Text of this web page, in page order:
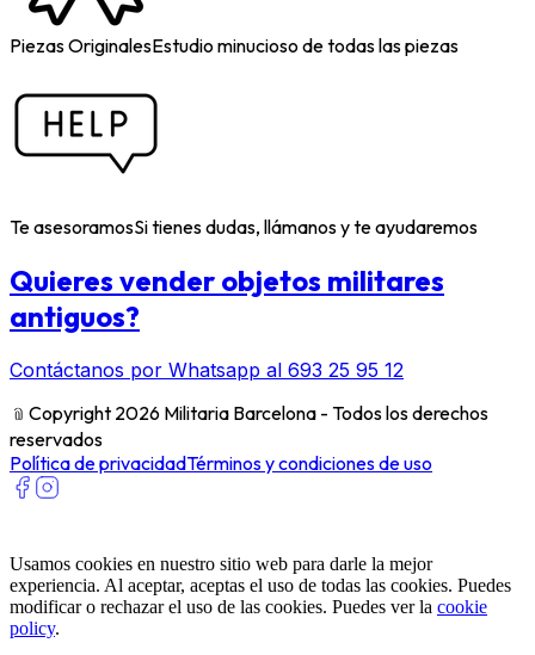
Piezas OriginalesEstudio minucioso de todas las piezas
Te asesoramosSi tienes dudas, llámanos y te ayudaremos
Quieres vender objetos militares
antiguos?
Contáctanos por Whatsapp al 693 25 95 12
﹫ Copyright 2026 Militaria Barcelona - Todos los derechos
reservados
Política de privacidadTérminos y condiciones de uso
Usamos cookies en nuestro sitio web para darle la mejor
experiencia. Al aceptar, aceptas el uso de todas las cookies. Puedes
modificar o rechazar el uso de las cookies. Puedes ver la cookie
policy.